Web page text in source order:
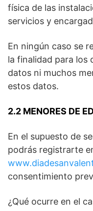
física de las
servicios y
En ningún caso se
la finalidad para los
datos ni muchos
estos datos.
2.2 MENORES DE
En el supuesto de
podrás registrarte
consentimiento
¿Qué ocurre en el